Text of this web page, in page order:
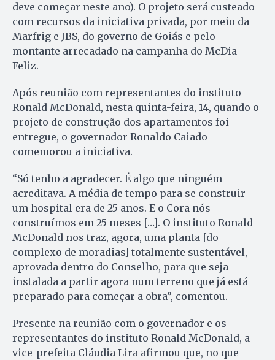
deve começar neste ano). O projeto será custeado
com recursos da iniciativa privada, por meio da
Marfrig e JBS, do governo de Goiás e pelo
montante arrecadado na campanha do McDia
Feliz.
Após reunião com representantes do instituto
Ronald McDonald, nesta quinta-feira, 14, quando o
projeto de construção dos apartamentos foi
entregue, o governador Ronaldo Caiado
comemorou a iniciativa.
“Só tenho a agradecer. É algo que ninguém
acreditava. A média de tempo para se construir
um hospital era de 25 anos. E o Cora nós
construímos em 25 meses […]. O instituto Ronald
McDonald nos traz, agora, uma planta [do
complexo de moradias] totalmente sustentável,
aprovada dentro do Conselho, para que seja
instalada a partir agora num terreno que já está
preparado para começar a obra”, comentou.
Presente na reunião com o governador e os
representantes do instituto Ronald McDonald, a
vice-prefeita Cláudia Lira afirmou que, no que